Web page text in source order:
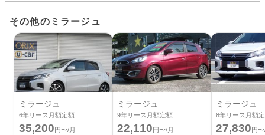
その他のミラージュ
ミラージュ
6年リース月額定額
35,200円〜/月
ミラージュ
9年リース月額定額
22,110円〜/月
ミラージュ
8年リース月額
27,830円